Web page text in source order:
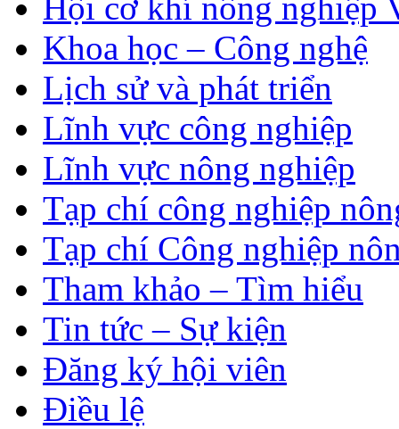
Khoa học – Công nghệ
Lịch sử và phát triển
Lĩnh vực công nghiệp
Lĩnh vực nông nghiệp
Tạp chí công nghiệp
Tạp chí Công nghiệp
Tham khảo – Tìm hiểu
Tin tức – Sự kiện
Đăng ký hội viên
Điều lệ